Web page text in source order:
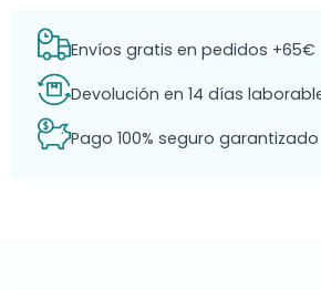
Envíos gratis en pedidos +65€
Devolución en 14 días
Pago 100% seguro garantizado